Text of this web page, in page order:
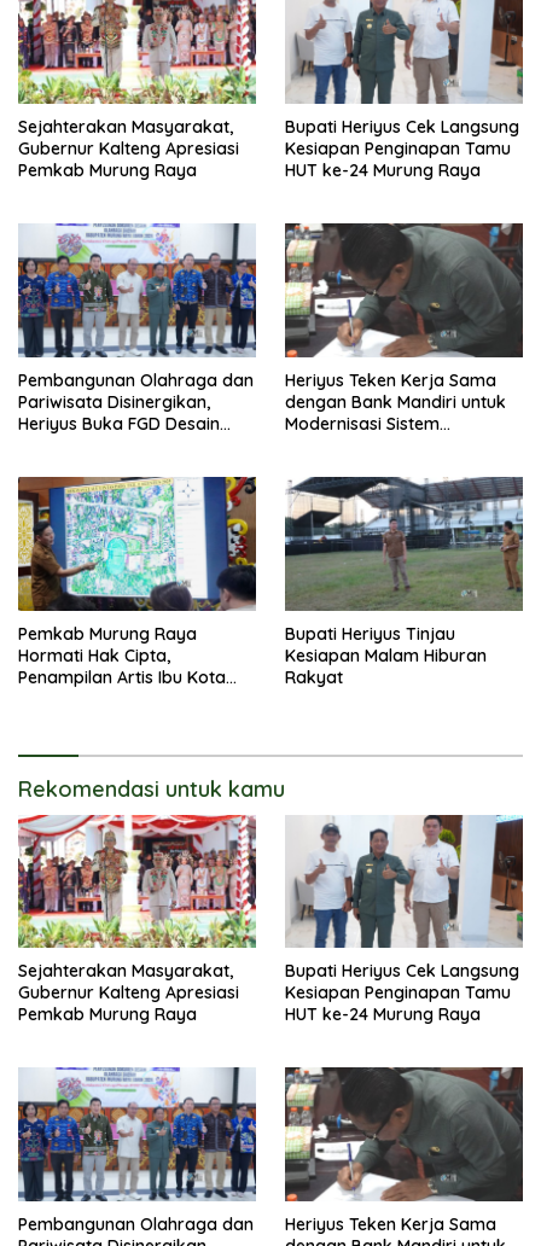
Sejahterakan Masyarakat,
Gubernur Kalteng Apresiasi
Pemkab Murung Raya
Bupati Heriyus Cek Langsung
Kesiapan Penginapan Tamu
HUT ke-24 Murung Raya
Pembangunan Olahraga dan
Pariwisata Disinergikan,
Heriyus Buka FGD Desain
Heriyus Teken Kerja Sama
dengan Bank Mandiri untuk
Modernisasi Sistem
Pemkab Murung Raya
Hormati Hak Cipta,
Penampilan Artis Ibu Kota
Bupati Heriyus Tinjau
Kesiapan Malam Hiburan
Rakyat
Rekomendasi untuk kamu
Sejahterakan Masyarakat,
Gubernur Kalteng Apresiasi
Pemkab Murung Raya
Bupati Heriyus Cek Langsung
Kesiapan Penginapan Tamu
HUT ke-24 Murung Raya
Pembangunan Olahraga dan
Heriyus Teken Kerja Sama